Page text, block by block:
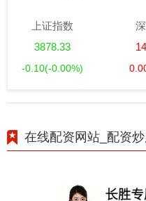
上证指数
3878.33
-0.10(-0.00%)
在线配资网站_配资